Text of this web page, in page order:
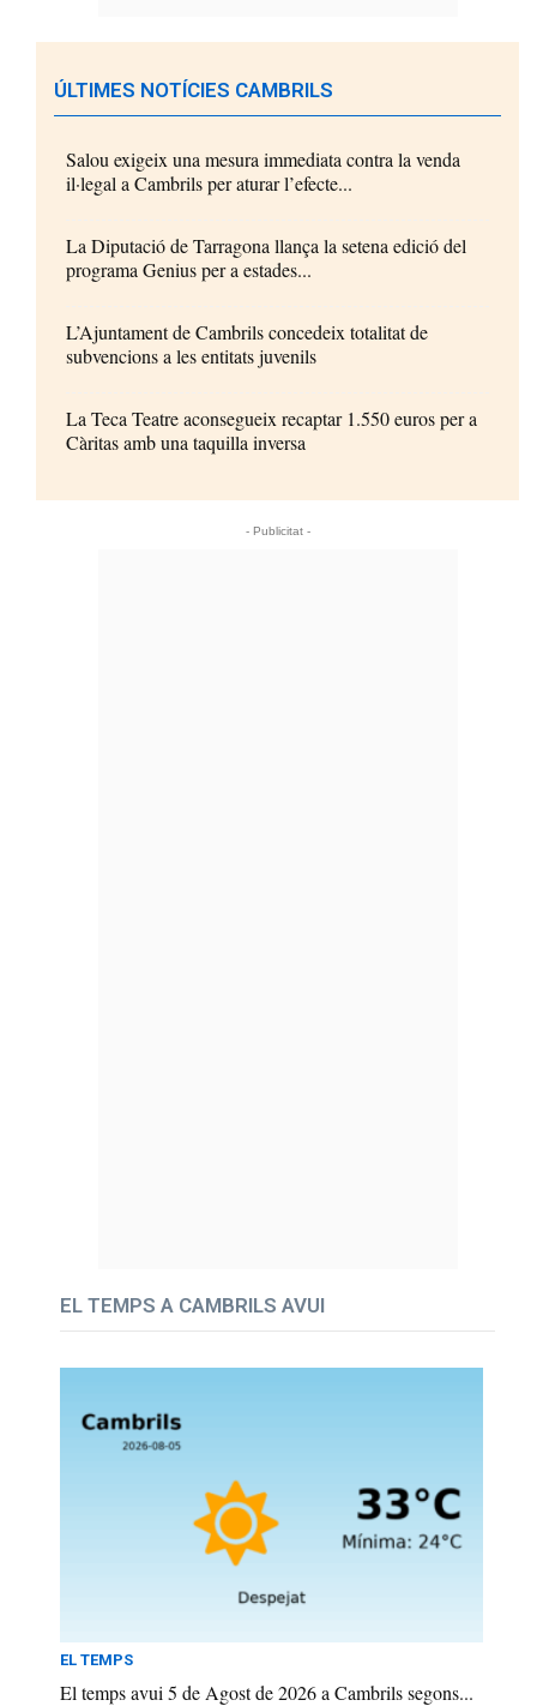
ÚLTIMES NOTÍCIES CAMBRILS
Salou exigeix una mesura immediata contra la venda
il·legal a Cambrils per aturar l’efecte...
La Diputació de Tarragona llança la setena edició del
programa Genius per a estades...
L’Ajuntament de Cambrils concedeix totalitat de
subvencions a les entitats juvenils
La Teca Teatre aconsegueix recaptar 1.550 euros per a
Càritas amb una taquilla inversa
- Publicitat -
EL TEMPS A CAMBRILS AVUI
EL TEMPS
El temps avui 5 de Agost de 2026 a Cambrils segons...